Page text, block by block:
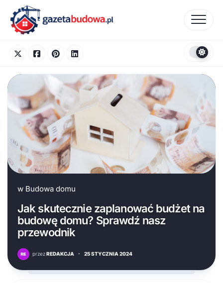
content
w Budowa domu
Jak skutecznie zaplanować budżet na
budowę domu? Sprawdź nasz
przewodnik
przezREDAKCJA · 25 STYCZNIA 2024